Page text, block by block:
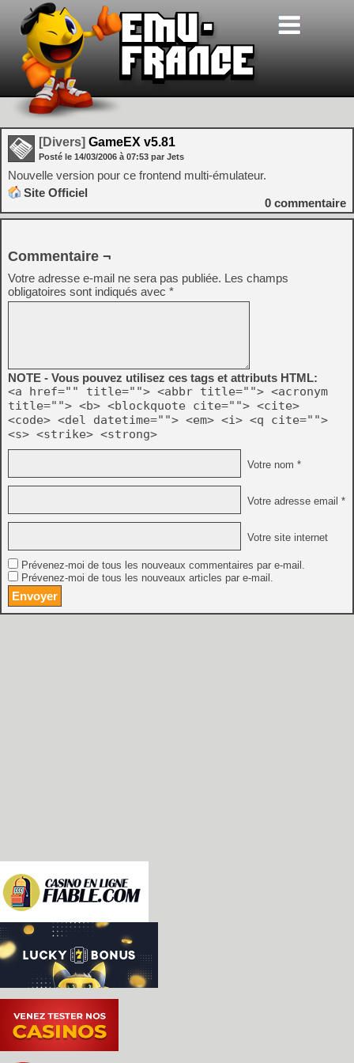
[Divers] GameEX v5.81
Posté le 14/03/2006 à 07:53 par Jets
Nouvelle version pour ce frontend multi-émulateur.
Site Officiel
0 commentaire
Commentaire ¬
Votre adresse e-mail ne sera pas publiée. Les champs
obligatoires sont indiqués avec *
NOTE - Vous pouvez utilisez ces tags et attributs HTML:
<a href="" title=""> <abbr title=""> <acronym
title=""> <b> <blockquote cite=""> <cite>
<code> <del datetime=""> <em> <i> <q cite="">
<s> <strike> <strong>
Votre nom *
Votre adresse email *
Votre site internet
Prévenez-moi de tous les nouveaux commentaires par e-mail.
Prévenez-moi de tous les nouveaux articles par e-mail.